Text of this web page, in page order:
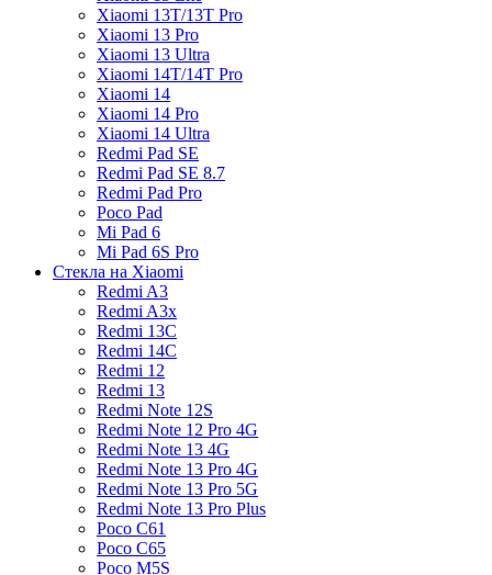
Xiaomi 13T/13T Pro
Xiaomi 13 Pro
Xiaomi 13 Ultra
Xiaomi 14T/14T Pro
Xiaomi 14
Xiaomi 14 Pro
Xiaomi 14 Ultra
Redmi Pad SE
Redmi Pad SE 8.7
Redmi Pad Pro
Poco Pad
Mi Pad 6
Mi Pad 6S Pro
Стекла на Xiaomi
Redmi A3
Redmi A3x
Redmi 13C
Redmi 14C
Redmi 12
Redmi 13
Redmi Note 12S
Redmi Note 12 Pro 4G
Redmi Note 13 4G
Redmi Note 13 Pro 4G
Redmi Note 13 Pro 5G
Redmi Note 13 Pro Plus
Poco C61
Poco C65
Poco M5S